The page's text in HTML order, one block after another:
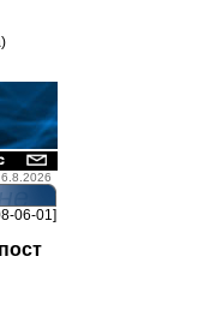
6.8.2026
06-01]